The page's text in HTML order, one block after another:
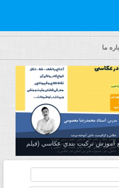
ما
آموزش تركيب بندي عكاسي (فیلم